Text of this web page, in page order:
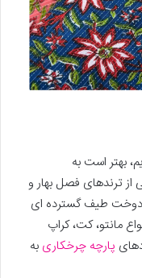
بهتر است به
از ترندهای فصل بهار و
دوخت طیف گسترده ای
مانتو، کت، کراپ
پارچه چرخکاری به